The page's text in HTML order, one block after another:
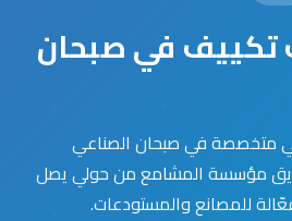
تكييف في صبحان
متخصصة في صبحان الصناعي
مؤسسة المشامع من حولي يصل
للمصانع والمستودعات.